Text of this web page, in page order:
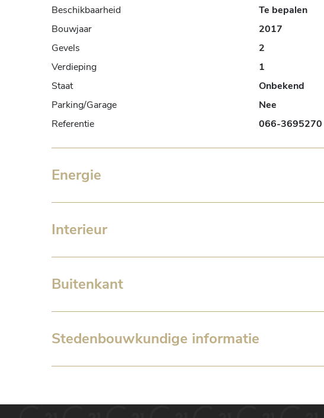
Beschikbaarheid
Te bepalen
Bouwjaar
2017
Gevels
2
Verdieping
1
Staat
Onbekend
Parking/Garage
Nee
Referentie
066-3695270
Energie
Interieur
Buitenkant
Stedenbouwkundige informatie